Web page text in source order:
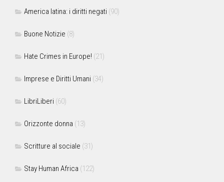
America latina: i diritti negati (90)
Buone Notizie (8)
Hate Crimes in Europe! (21)
Imprese e Diritti Umani (34)
LibriLiberi (60)
Orizzonte donna (13)
Scritture al sociale (31)
Stay Human Africa (122)